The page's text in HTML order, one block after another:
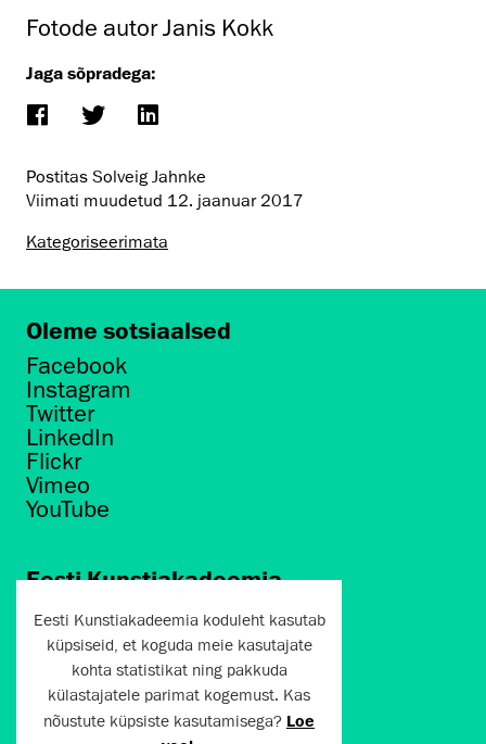
Fotode autor Janis Kokk
Jaga sõpradega:
Postitas Solveig Jahnke
Viimati muudetud 12. jaanuar 2017
Kategoriseerimata
Oleme sotsiaalsed
Facebook
Instagram
Twitter
LinkedIn
Flickr
Vimeo
YouTube
Eesti Kunstiakadeemia
Põhja puiestee 7
Tallinn 10412
artun@artun.ee
+372 6267301
Eesti Kunstiakadeemia koduleht kasutab
küpsiseid, et koguda meie kasutajate
kohta statistikat ning pakkuda
külastajatele parimat kogemust. Kas
nõustute küpsiste kasutamisega? Loe